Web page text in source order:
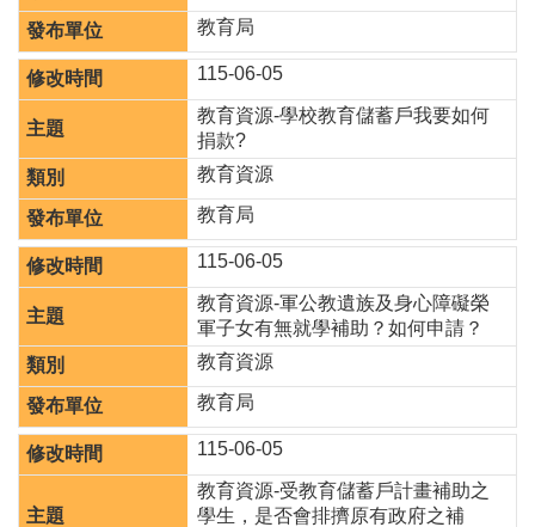
桃
園
市
入
網
隱
私
權
政
策
站
安
全
政
策
政
教育局
115-06-05
教育資源-學校教育儲蓄戶我要如何
捐款?
教育資源
教育局
115-06-05
教育資源-軍公教遺族及身心障礙榮
軍子女有無就學補助？如何申請？
教育資源
教育局
115-06-05
教育資源-受教育儲蓄戶計畫補助之
學生，是否會排擠原有政府之補